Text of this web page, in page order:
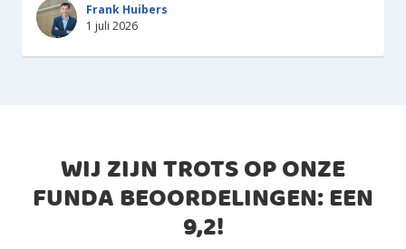
Frank Huibers
1 juli 2026
WIJ ZIJN TROTS OP ONZE
FUNDA BEOORDELINGEN: EEN
9,2!